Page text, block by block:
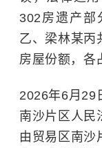
302房遗产部
乙、梁林某丙
房屋份额，各
2026年6月29
南沙片区人民
由贸易区南沙